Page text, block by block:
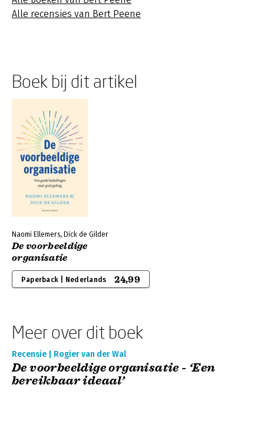
Alle recensies van Bert Peene
Boek bij dit artikel
Naomi Ellemers, Dick de Gilder
De voorbeeldige
organisatie
Paperback | Nederlands 24,99
Meer over dit boek
Recensie | Rogier van der Wal
De voorbeeldige organisatie - ‘Een
bereikbaar ideaal’